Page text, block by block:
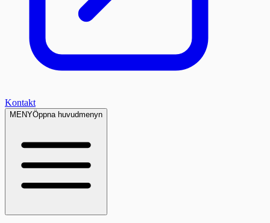
Kontakt
MENYÖppna huvudmenyn